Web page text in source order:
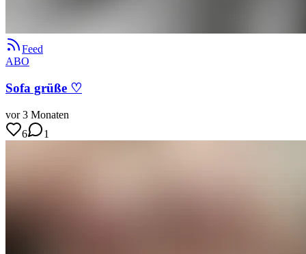
Feed
ABO
Sofa grüße ♡
vor 3 Monaten
6
1